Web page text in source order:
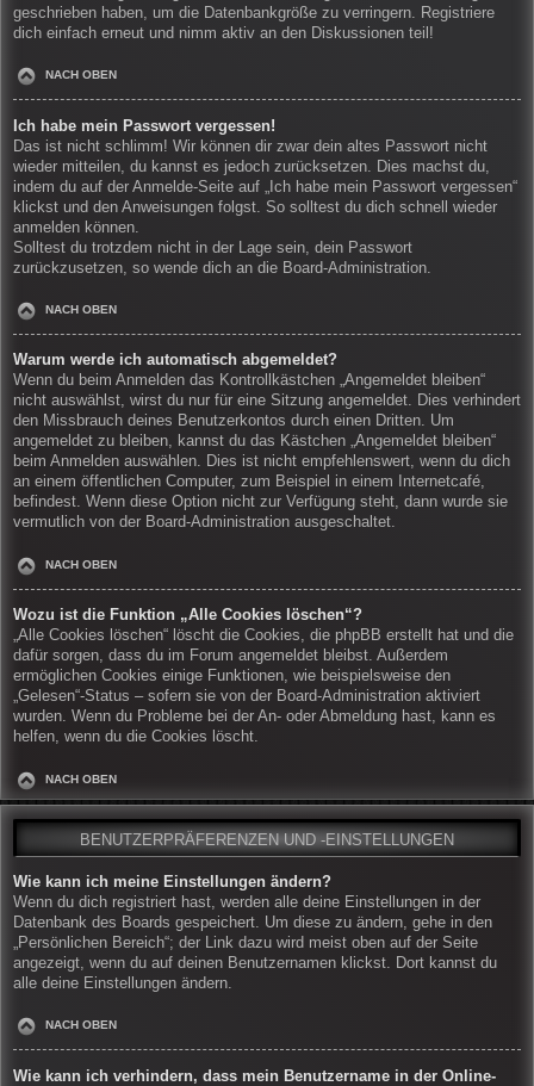
geschrieben haben, um die Datenbankgröße zu verringern. Registriere
dich einfach erneut und nimm aktiv an den Diskussionen teil!
NACH OBEN
Ich habe mein Passwort vergessen!
Das ist nicht schlimm! Wir können dir zwar dein altes Passwort nicht
wieder mitteilen, du kannst es jedoch zurücksetzen. Dies machst du,
indem du auf der Anmelde-Seite auf „Ich habe mein Passwort vergessen“
klickst und den Anweisungen folgst. So solltest du dich schnell wieder
anmelden können.
Solltest du trotzdem nicht in der Lage sein, dein Passwort
zurückzusetzen, so wende dich an die Board-Administration.
NACH OBEN
Warum werde ich automatisch abgemeldet?
Wenn du beim Anmelden das Kontrollkästchen „Angemeldet bleiben“
nicht auswählst, wirst du nur für eine Sitzung angemeldet. Dies verhindert
den Missbrauch deines Benutzerkontos durch einen Dritten. Um
angemeldet zu bleiben, kannst du das Kästchen „Angemeldet bleiben“
beim Anmelden auswählen. Dies ist nicht empfehlenswert, wenn du dich
an einem öffentlichen Computer, zum Beispiel in einem Internetcafé,
befindest. Wenn diese Option nicht zur Verfügung steht, dann wurde sie
vermutlich von der Board-Administration ausgeschaltet.
NACH OBEN
Wozu ist die Funktion „Alle Cookies löschen“?
„Alle Cookies löschen“ löscht die Cookies, die phpBB erstellt hat und die
dafür sorgen, dass du im Forum angemeldet bleibst. Außerdem
ermöglichen Cookies einige Funktionen, wie beispielsweise den
„Gelesen“-Status – sofern sie von der Board-Administration aktiviert
wurden. Wenn du Probleme bei der An- oder Abmeldung hast, kann es
helfen, wenn du die Cookies löscht.
NACH OBEN
BENUTZERPRÄFERENZEN UND -EINSTELLUNGEN
Wie kann ich meine Einstellungen ändern?
Wenn du dich registriert hast, werden alle deine Einstellungen in der
Datenbank des Boards gespeichert. Um diese zu ändern, gehe in den
„Persönlichen Bereich“; der Link dazu wird meist oben auf der Seite
angezeigt, wenn du auf deinen Benutzernamen klickst. Dort kannst du
alle deine Einstellungen ändern.
NACH OBEN
Wie kann ich verhindern, dass mein Benutzername in der Online-